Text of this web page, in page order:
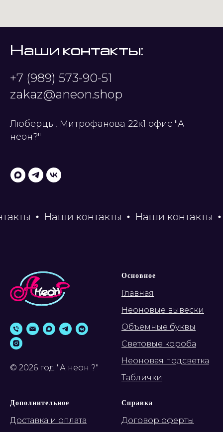
Наши контакты:
+7 (989) 573-90-51
zakaz@aneon.shop
Люберцы, Митрофанова 22к1 офис "А
неон?"
Наши контакты Наши контакты
© 2026 год "А неон ?"
Основное
Главная
Неоновые вывески
Объемные буквы
Световые короба
Неоновая подсветка
Таблички
Дополнительное
Доставка и оплата
Справка
Договор оферты